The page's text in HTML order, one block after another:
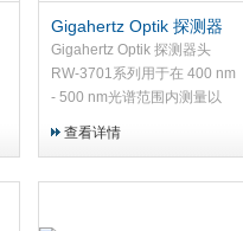
Gigahertz Optik 探测器
头 RW-3701系列
Gigahertz Optik 探测器头
RW-3701系列用于在 400 nm
- 500 nm光谱范围内测量以
色）的探测器头。
查看详情